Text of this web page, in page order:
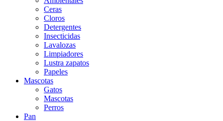
Ceras
Cloros
Detergentes
Insecticidas
Lavalozas
Limpiadores
Lustra zapatos
Papeles
Mascotas
Gatos
Mascotas
Perros
Pan